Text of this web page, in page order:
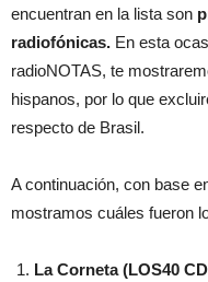
encuentran en la lista son
radiofónicas. En esta
radioNOTAS, te
hispanos, por lo que
respecto de Brasil.
A continuación, con base
mostramos cuáles fueron
La Corneta (LOS40